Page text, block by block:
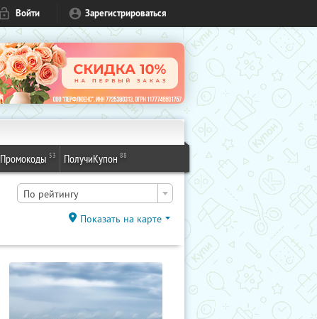
Войти Зарегистрироваться
Промокоды 53 ПолучиКупон 88
По рейтингу
Показать на карте